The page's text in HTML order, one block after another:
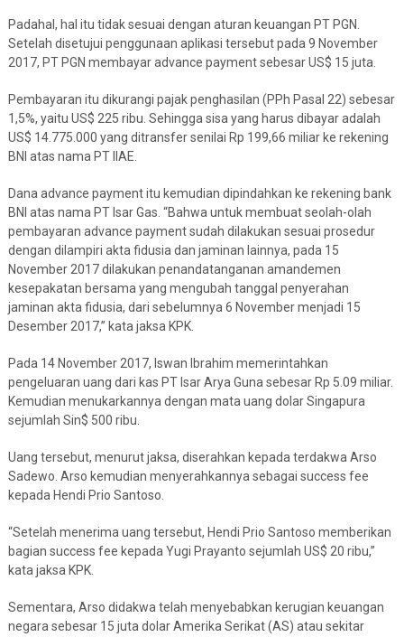
Padahal, hal itu tidak sesuai dengan aturan keuangan PT PGN.
Setelah disetujui penggunaan aplikasi tersebut pada 9 November
2017, PT PGN membayar advance payment sebesar US$ 15 juta.
Pembayaran itu dikurangi pajak penghasilan (PPh Pasal 22) sebesar
1,5%, yaitu US$ 225 ribu. Sehingga sisa yang harus dibayar adalah
US$ 14.775.000 yang ditransfer senilai Rp 199,66 miliar ke rekening
BNI atas nama PT IIAE.
Dana advance payment itu kemudian dipindahkan ke rekening bank
BNI atas nama PT Isar Gas. “Bahwa untuk membuat seolah-olah
pembayaran advance payment sudah dilakukan sesuai prosedur
dengan dilampiri akta fidusia dan jaminan lainnya, pada 15
November 2017 dilakukan penandatanganan amandemen
kesepakatan bersama yang mengubah tanggal penyerahan
jaminan akta fidusia, dari sebelumnya 6 November menjadi 15
Desember 2017,” kata jaksa KPK.
Pada 14 November 2017, Iswan Ibrahim memerintahkan
pengeluaran uang dari kas PT Isar Arya Guna sebesar Rp 5.09 miliar.
Kemudian menukarkannya dengan mata uang dolar Singapura
sejumlah Sin$ 500 ribu.
Uang tersebut, menurut jaksa, diserahkan kepada terdakwa Arso
Sadewo. Arso kemudian menyerahkannya sebagai success fee
kepada Hendi Prio Santoso.
“Setelah menerima uang tersebut, Hendi Prio Santoso memberikan
bagian success fee kepada Yugi Prayanto sejumlah US$ 20 ribu,”
kata jaksa KPK.
Sementara, Arso didakwa telah menyebabkan kerugian keuangan
negara sebesar 15 juta dolar Amerika Serikat (AS) atau sekitar